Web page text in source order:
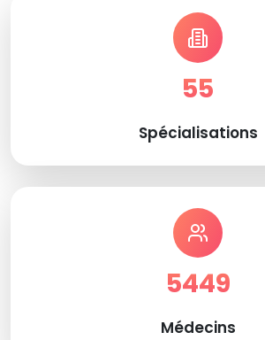
55
Spécialisations
5449
Médecins